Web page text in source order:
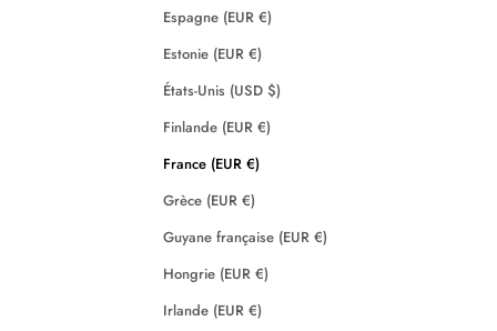
Espagne (EUR €)
Estonie (EUR €)
États-Unis (USD $)
Finlande (EUR €)
France (EUR €)
Grèce (EUR €)
Guyane française (EUR €)
Hongrie (EUR €)
Irlande (EUR €)